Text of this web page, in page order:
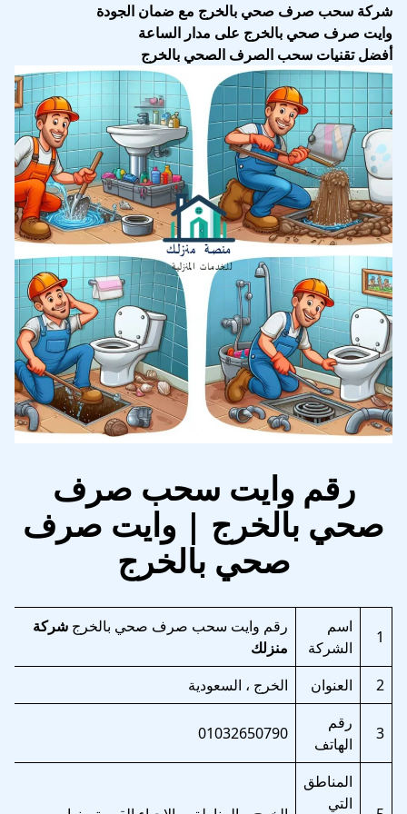
شركة سحب صرف صحي بالخرج مع ضمان الجودة
وايت صرف صحي بالخرج على مدار الساعة
أفضل تقنيات سحب الصرف الصحي بالخرج
رقم وايت سحب صرف
صحي بالخرج | وايت صرف
صحي بالخرج
1
اسم
الشركة
رقم وايت سحب صرف صحي بالخرج شركة
منزلك
2
العنوان الخرج ، السعودية
3
رقم
الهاتف
01032650790
المناطق
التي